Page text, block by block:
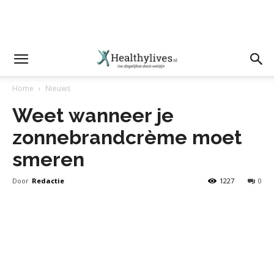
Home Nieuws
Weet wanneer je
zonnebrandcrème moet
smeren
Door Redactie 0
1227